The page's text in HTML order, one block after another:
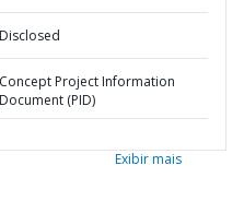
Disclosed
Concept Project Information
Document (PID)
Exibir mais